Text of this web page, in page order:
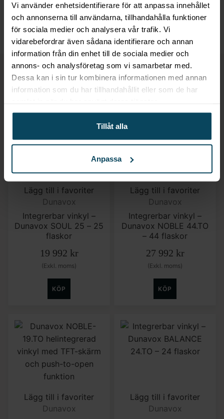
Vi använder enhetsidentifierare för att anpassa innehållet
och annonserna till användarna, tillhandahålla funktioner
för sociala medier och analysera vår trafik. Vi
vidarebefordrar även sådana identifierare och annan
information från din enhet till de sociala medier och
annons- och analysföretag som vi samarbetar med.
Dessa kan i sin tur kombinera informationen med annan
information som du har tillhandahållit eller som de har
Tillåt alla
Anpassa
Smarta inköp för dig som driver restaurang eller
butik
Relaterade produkter
Lägg till i favoriter
Dunavox
Integrerbar vinkyl –
Dunavox SOUL 25 – 25
flaskor
19 992 kr
(Exkl. moms)
KÖP
Lägg till i favoriter
Dunavox
Integrerbar vinkyl –
Dunavox NOBLE 44.TO
– 44 flaskor
27 992 kr
(Exkl. moms)
KÖP
Lägg till i favoriter
Dunavox
Lägg till i favoriter
Dunavox